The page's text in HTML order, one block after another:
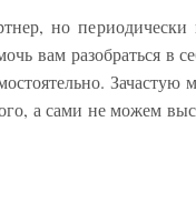
но
вам разобраться
а сами не можем